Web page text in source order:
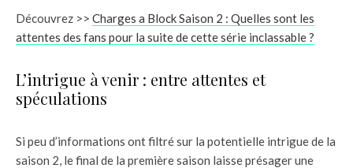
Découvrez >> Charges a Block Saison 2 : Quelles sont les
attentes des fans pour la suite de cette série inclassable ?
L’intrigue à venir : entre attentes et
spéculations
Si peu d’informations ont filtré sur la potentielle intrigue de la
saison 2, le final de la première saison laisse présager une